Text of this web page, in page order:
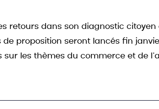
retours dans son diagnostic citoyen
proposition seront lancés fin
les thèmes du commerce et de